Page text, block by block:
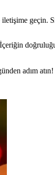
geçin.
adım atın!